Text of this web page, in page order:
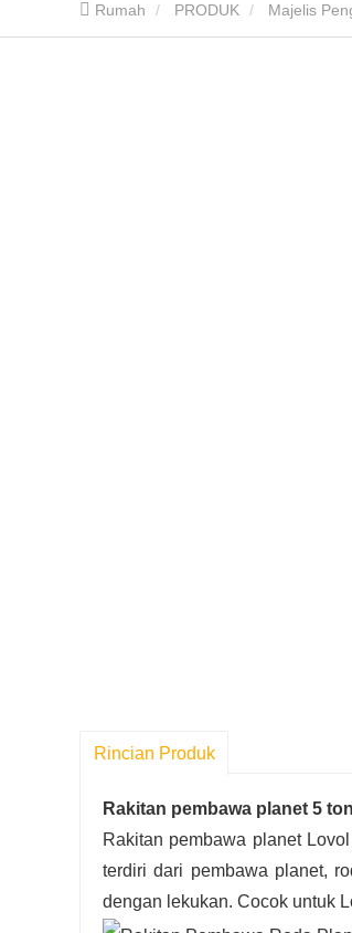
Rumah PRODUK Majelis
Rincian Produk
Rakitan pembawa planet 5 ton
Rakitan pembawa planet
terdiri dari pembawa planet,
dengan lekukan. Cocok untuk